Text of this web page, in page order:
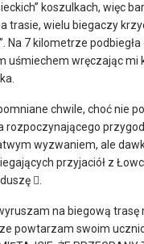
koszulkach, więc
trasie, wielu biegaczy
Na 7 kilometrze
uśmiechem wręczając mi
chwile, choć nie
rozpoczynającego
wyzwaniem, ale
przyjaciół z
.
na biegową trasę
powtarzam swoim